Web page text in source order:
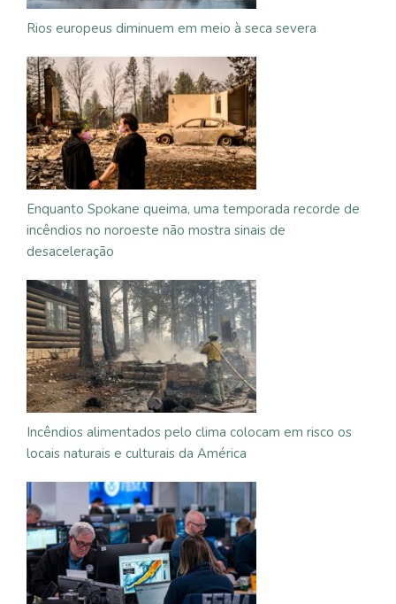
Rios europeus diminuem em meio à seca severa
Enquanto Spokane queima, uma temporada recorde de
incêndios no noroeste não mostra sinais de
desaceleração
Incêndios alimentados pelo clima colocam em risco os
locais naturais e culturais da América